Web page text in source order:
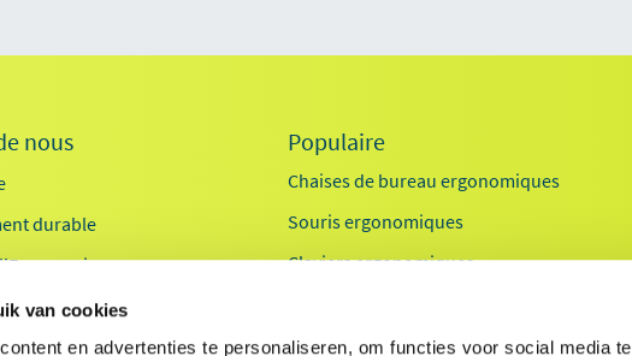
van cookies
en advertenties te personaliseren, om functies voor social media te
nous
durable
Populaire
Chaises de bureau ergonomiques
Souris ergonomiques
Claviers ergonomiques
Exosquelettes